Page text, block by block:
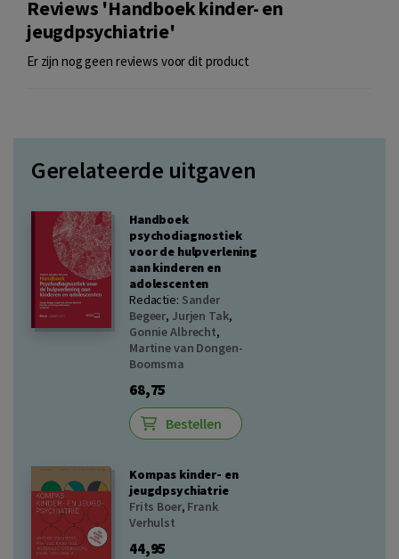
Reviews 'Handboek kinder- en
jeugdpsychiatrie'
Er zijn nog geen reviews voor dit product
Gerelateerde uitgaven
Handboek
psychodiagnostiek
voor de hulpverlening
aan kinderen en
adolescenten
Redactie: Sander
Begeer, Jurjen Tak,
Gonnie Albrecht,
Martine van Dongen-
Boomsma
68,75
Bestellen
Kompas kinder- en
jeugdpsychiatrie
Frits Boer, Frank
Verhulst
44,95